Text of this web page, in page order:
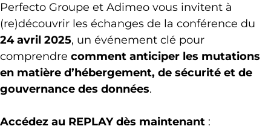
Perfecto Groupe et Adimeo vous invitent à
(re)découvrir les échanges de la conférence du
24 avril 2025, un événement clé pour
comprendre comment anticiper les mutations
en matière d’hébergement, de sécurité et de
gouvernance des données.
Accédez au REPLAY dès maintenant :